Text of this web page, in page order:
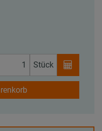
Stück